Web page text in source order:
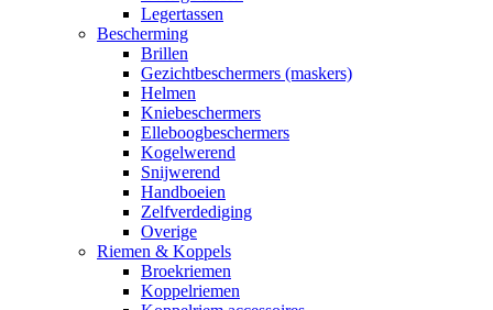
Legertassen
Bescherming
Brillen
Gezichtbeschermers (maskers)
Helmen
Kniebeschermers
Elleboogbeschermers
Kogelwerend
Snijwerend
Handboeien
Zelfverdediging
Overige
Riemen & Koppels
Broekriemen
Koppelriemen